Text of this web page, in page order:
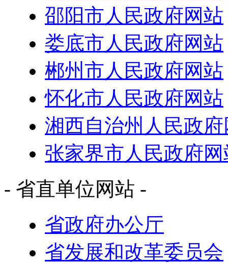
邵阳市人民政府网站
娄底市人民政府网站
郴州市人民政府网站
怀化市人民政府网站
湘西自治州人民政
张家界市人民政府网
- 省直单位网站 -
省政府办公厅
省发展和改革委员会